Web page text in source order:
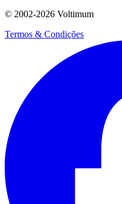
© 2002-2026 Voltimum
Termos & Condições